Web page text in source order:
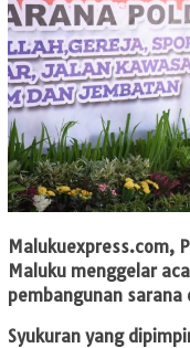
Malukuexpress.com,
Maluku menggelar
pembangunan sarana
Syukuran yang